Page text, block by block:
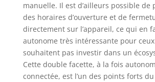
manuelle. Il est d’ailleurs possible de
des horaires d’ouverture et de
directement sur l’appareil, ce qui en
autonome très intéressante pour
souhaitent pas investir dans un
Cette double facette, à la fois
connectée, est l’un des points forts